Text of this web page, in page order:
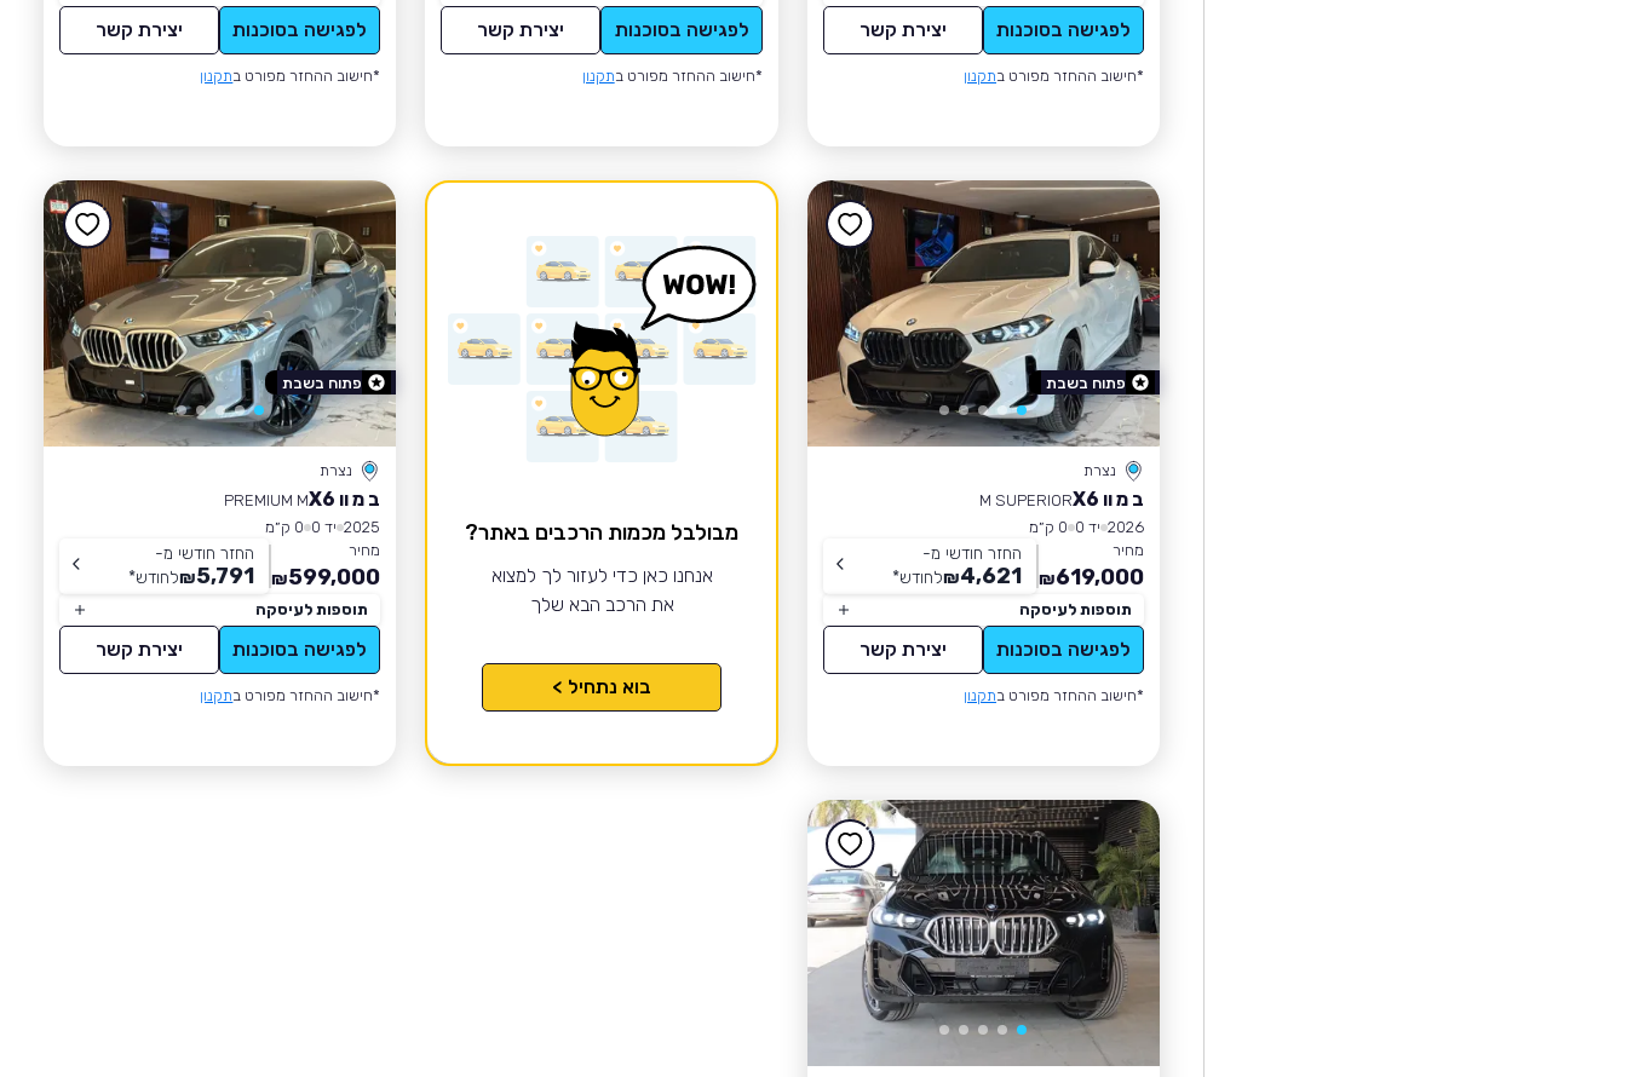
לפגישה בסוכנות יצירת קשר
*חישוב ההחזר מפורט בתקנון
לפגישה בסוכנות יצירת קשר
*חישוב ההחזר מפורט בתקנון
לפגישה בסוכנות יצירת קשר
*חישוב ההחזר מפורט בתקנון
נצרת
ב מ וו X6
M SUPERIOR
2026 יד 0
0 ק״מ
מחיר
619,000
₪
החזר חודשי מ-
4,621
₪לחודש*
תוספות לעיסקה
לפגישה בסוכנות יצירת קשר
*חישוב ההחזר מפורט בתקנון
פתוח בשבת
מבולבל מכמות הרכבים באתר?
אנחנו כאן כדי לעזור לך למצוא
את הרכב הבא שלך
בוא נתחיל >
נצרת
ב מ וו X6
PREMIUM M
2025 יד 0
0 ק״מ
מחיר
599,000
₪
החזר חודשי מ-
5,791
₪לחודש*
תוספות לעיסקה
לפגישה בסוכנות יצירת קשר
*חישוב ההחזר מפורט בתקנון
פתוח בשבת